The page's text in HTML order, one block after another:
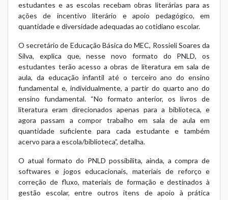
estudantes e as escolas recebam obras literárias para as
ações de incentivo literário e apoio pedagógico, em
quantidade e diversidade adequadas ao cotidiano escolar.
O secretário de Educação Básica do MEC, Rossieli Soares da
Silva, explica que, nesse novo formato do PNLD, os
estudantes terão acesso a obras de literatura em sala de
aula, da educação infantil até o terceiro ano do ensino
fundamental e, individualmente, a partir do quarto ano do
ensino fundamental. “No formato anterior, os livros de
literatura eram direcionados apenas para a biblioteca, e
agora passam a compor trabalho em sala de aula em
quantidade suficiente para cada estudante e também
acervo para a escola/biblioteca”, detalha.
O atual formato do PNLD possibilita, ainda, a compra de
softwares e jogos educacionais, materiais de reforço e
correção de fluxo, materiais de formação e destinados à
gestão escolar, entre outros itens de apoio à prática